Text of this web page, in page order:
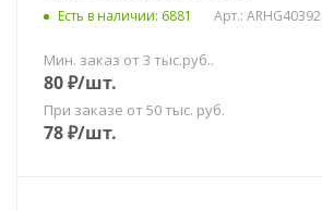
Есть в наличии: 6881 Арт.: ARHG40392
Мин. заказ от 3 тыс.руб..
80₽/шт.
При заказе от 50 тыс. руб.
78₽/шт.